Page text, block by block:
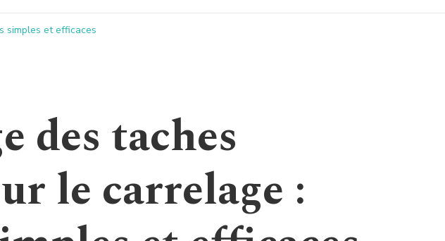
simples et efficaces
des taches
le carrelage :